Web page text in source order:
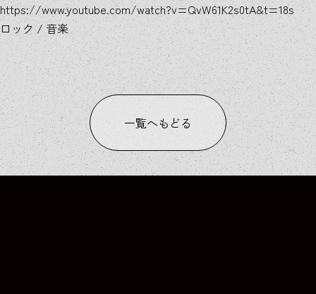
https://www.youtube.com/watch?v=QvW61K2s0tA&t=18s
ロック/音楽
一覧へもどる